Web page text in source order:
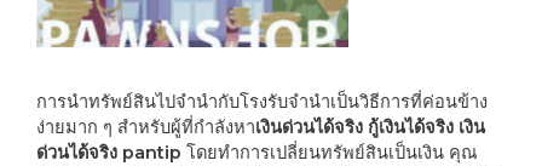
การนำทรัพย์สินไปจำนำกับโรงรับจำนำเป็นวิธีการที่ค่อนข้าง
ง่ายมาก ๆ สำหรับผู้ที่กำลังหาเงินด่วนได้จริง กู้เงินได้จริง เงิน
ด่วนได้จริง pantip โดยทำการเปลี่ยนทรัพย์สินเป็นเงิน คุณ